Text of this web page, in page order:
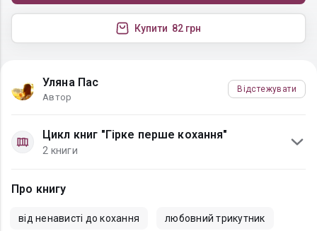
Купити 82 грн
Уляна Пас
Автор
Відстежувати
Цикл книг "Гірке перше кохання"
2 книги
Про книгу
від ненависті до кохання любовний трикутник